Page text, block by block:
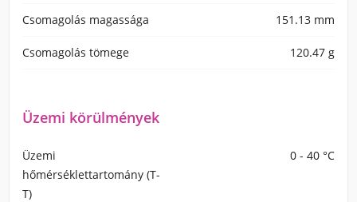
Csomagolás magassága 151.13 mm
Csomagolás tömege 120.47 g
Üzemi körülmények
Üzemi
hőmérséklettartomány (T-
T)
0 - 40 °C